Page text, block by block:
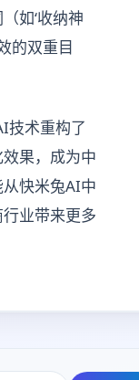
如‘收纳神
的双重目
技术重构了
果，成为中
快米兔AI中
业带来更多